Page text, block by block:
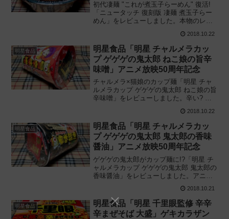
初代凄麺 "これが煮玉子らーめん" 復活!
「ニュータッチ 復刻版 凄麺 煮玉子らー
めん」をレビューしました。本物のレト
カップ麺を実際に食べてみた感想に基づ
き評価します。2018/10/22新発売
2018.10.22
明星食品
明星食品「明星 チャルメラカッ
プ ゲゲゲの鬼太郎 ねこ娘の旨辛
味噌」アニメ放映50周年記念
チャルメラ×猫娘のカップ麺「明星 チャ
ルメラカップ ゲゲゲの鬼太郎 ねこ娘の旨
辛味噌」をレビューしました。辛い? 辛
と経験に基づいて評価し、その疑問を解
消します。2018/10/22新発売
2018.10.22
明星食品
明星食品「明星 チャルメラカッ
プ ゲゲゲの鬼太郎 鬼太郎の香味
醤油」アニメ放映50周年記念
ゲゲゲの鬼太郎がカップ麺に!?「明星 チ
ャルメラカップ ゲゲゲの鬼太郎 鬼太郎の
香味醤油」をレビューしました。アニメ
実際に食べてみた感想と経験に基づき評
価します。2018/10/22新発売
2018.10.21
明星食品
明星食品「明星 千里眼監修 辛辛
辛まぜそば 大盛」ゲキカラザン